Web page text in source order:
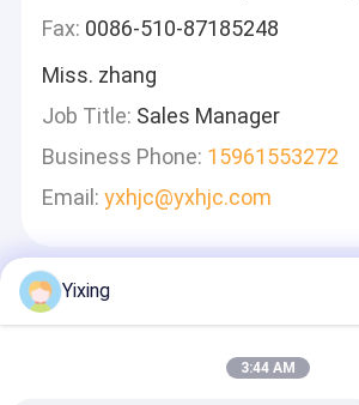
Fax: 0086-510-87185248
Miss. zhang
Job Title: Sales Manager
Business Phone: 15961553272
Email: yxhjc@yxhjc.com
আমরা দ্রুত উত্তর দেব
Yixing
3:44 AM